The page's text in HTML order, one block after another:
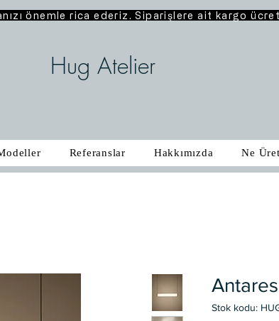
önemle rica ederiz. Siparişlere ait kargo
Hug Atelier
Referanslar Hakkımızda Ne
Stok kodu: